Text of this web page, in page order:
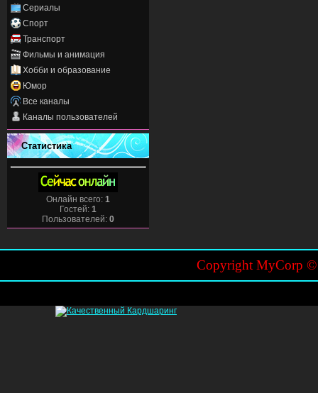
Сериалы
Спорт
Транспорт
Фильмы и анимация
Хобби и образование
Юмор
Все каналы
Каналы пользователей
Статистика
Онлайн всего: 1
Гостей: 1
Пользователей: 0
Copyright MyCorp